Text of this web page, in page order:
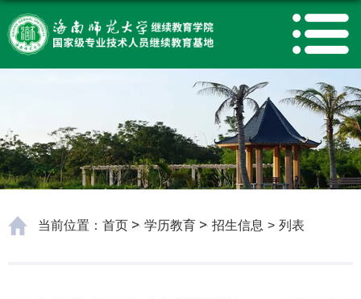
当前位置： 首页 学历教育 招生信息 > 列表